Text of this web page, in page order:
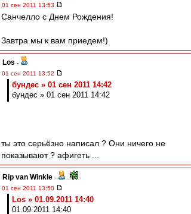
01 сен 2011 13:53
Санчелло с Днем Рождения!
Завтра мы к вам приедем!)
Los -
01 сен 2011 13:52
бундес » 01 сен 2011 14:42
бундес » 01 сен 2011 14:42
ты это серьёзно написал ? Они ничего не
показывают ? афигеть ...
Rip van Winkle -
01 сен 2011 13:50
Los » 01.09.2011 14:40
01.09.2011 14:40